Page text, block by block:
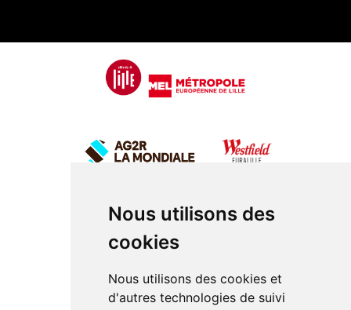
Nous utilisons des
cookies
Nous utilisons des cookies et
d'autres technologies de suivi